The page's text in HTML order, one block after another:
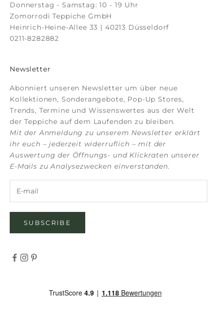
Donnerstag - Samstag: 10 - 19 Uhr
Zomorrodi Teppiche GmbH
Heinrich-Heine-Allee 33 | 40213 Düsseldorf
0211-8282882
Newsletter
Abonniert unseren Newsletter um über neue
Kollektionen, Sonderangebote, Pop-Up Stores,
Trends, Termine und Wissenswertes aus der Welt
der Teppiche auf dem Laufenden zu bleiben.
Mit der Anmeldung zu unserem Newsletter erklärt
ihr euch – jederzeit widerruflich – mit der
Auswertung der Öffnungs- und Klickraten unserer
E-Mails zu Analysezwecken einverstanden.
SUBSCRIBE